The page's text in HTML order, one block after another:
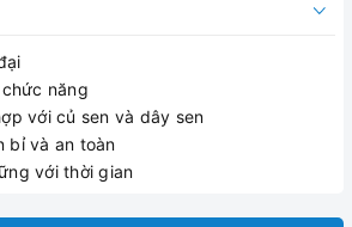
năng
với củ sen và dây sen
bỉ và an toàn
với thời gian